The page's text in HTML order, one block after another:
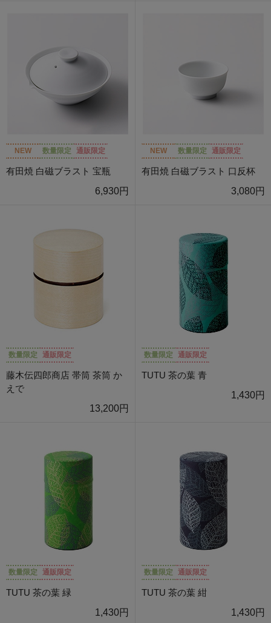
NEW 数量限定 通販限定
有田焼 白磁ブラスト 宝瓶
6,930円
NEW 数量限定 通販限定
有田焼 白磁ブラスト 口反杯
3,080円
数量限定 通販限定
藤木伝四郎商店 帯筒 茶筒 か
えで
13,200円
数量限定 通販限定
TUTU 茶の葉 青
1,430円
数量限定 通販限定
TUTU 茶の葉 緑
1,430円
数量限定 通販限定
TUTU 茶の葉 紺
1,430円